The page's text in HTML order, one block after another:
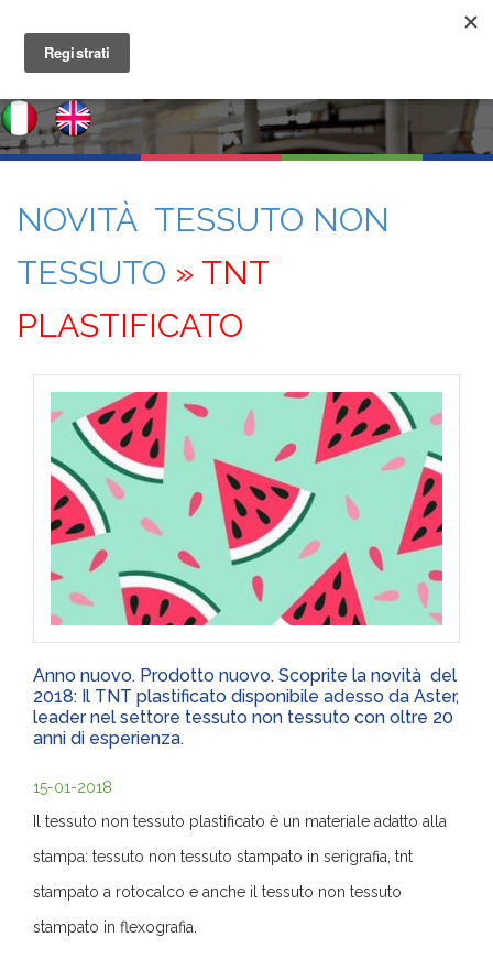
NOVITÀ TESSUTO NON
TESSUTO » TNT
PLASTIFICATO
Anno nuovo. Prodotto nuovo. Scoprite la novità del
2018: Il TNT plastificato disponibile adesso da Aster,
leader nel settore tessuto non tessuto con oltre 20
anni di esperienza.
15-01-2018
Il tessuto non tessuto plastificato è un materiale adatto alla
stampa: tessuto non tessuto stampato in serigrafia, tnt
stampato a rotocalco e anche il tessuto non tessuto
stampato in flexografia.